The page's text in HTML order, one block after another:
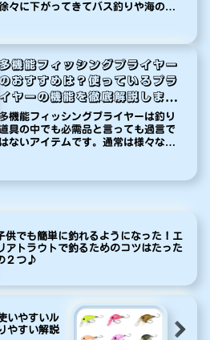
々に下がってきてバス釣りや海の釣
な中、シーズンを迎えているのがエ
リアトラウトです。エリアトラウトは
お...機能フィッシングプライヤー
のおすすめは？使っているプラ
イヤーの機能を徹底解説しま
！
機能フィッシングプライヤーは釣り
具の中でも必需品と言っても過言で
はないアイテムです。通常は様々な道
も必然と増えてしまいます。タック
とめた、とても便利な道具なので
。
供でも簡単に釣れるようになった！エ
アトラウトで釣るためのコツはたった
２つ♪
いやすいル
やすい解説